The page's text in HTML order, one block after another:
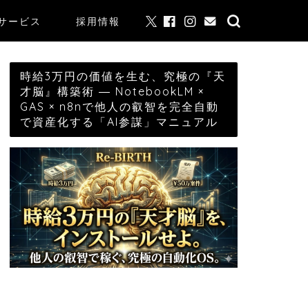
ービス 採用情報
時給3万円の価値を生む、究極の『天
才脳』構築術 ― NotebookLM ×
GAS × n8nで他人の叡智を完全自動
で資産化する「AI参謀」マニュアル